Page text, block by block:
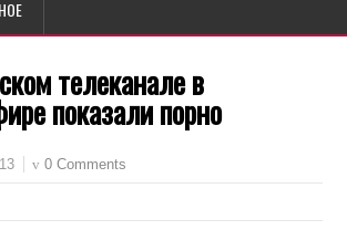
телеканале в
показали порно
0 Comments